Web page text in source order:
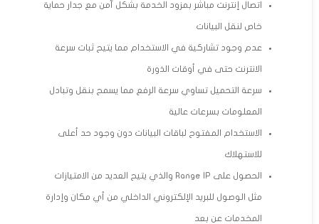
اتصال إنترنت مباشر بمزود الخدمة بشكل آمن مع جدار حماية
خاص لنقل البيانات
عدم وجود تشاركية في الاستخدام مما يتيح ثبات سرعة
الانترنت حتى في أوقات الذورة
سرعة التحميل تساوي سرعة الرفع مما يسمح بنقل وتبادل
المعلومات بسرعات عالية
الاستخدام المفتوح لباقات البيانات دون وجود حد أعلى
للاستهلاك
الحصول على Range IP والذي يتيح العديد من الامتيازات
مثل الوصول للبريد الإلكتروني الداخلي من أي مكان وإدارة
المخدمات عن بعد